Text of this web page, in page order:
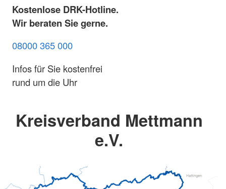
Kostenlose DRK-Hotline.
Wir beraten Sie gerne.
08000 365 000
Infos für Sie kostenfrei
rund um die Uhr
Kreisverband Mettmann
e.V.